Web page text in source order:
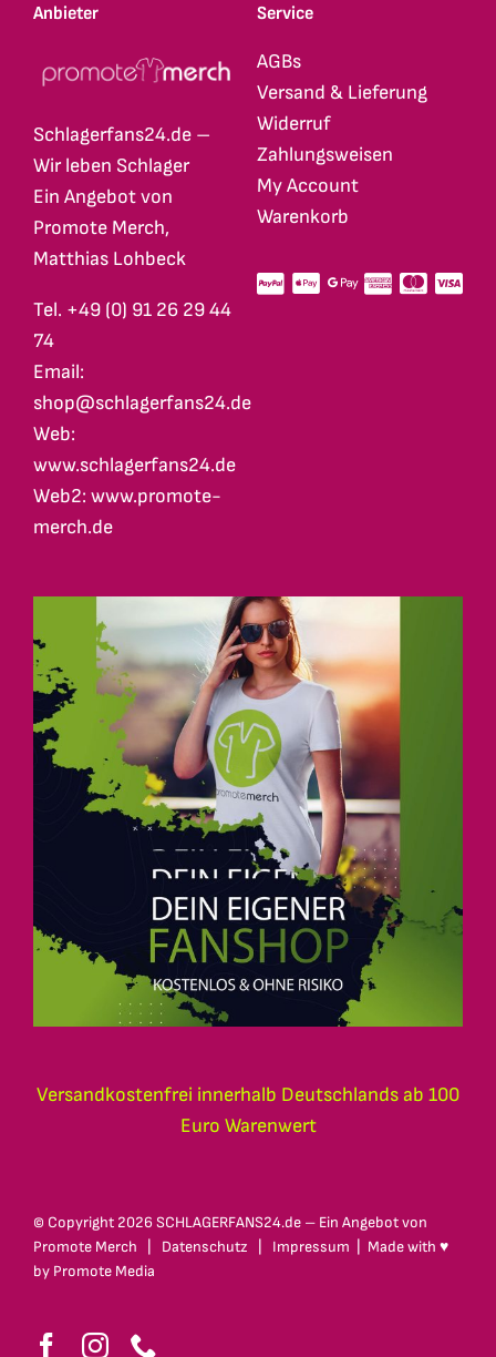
Anbieter
Schlagerfans24.de –
Wir leben Schlager
Ein Angebot von
Promote Merch,
Matthias Lohbeck
Tel. +49 (0) 91 26 29 44
74
Email:
shop@schlagerfans24.de
Web:
www.schlagerfans24.de
Web2: www.promote-
merch.de
Service
AGBs
Versand & Lieferung
Widerruf
Zahlungsweisen
My Account
Warenkorb
Versandkostenfrei innerhalb Deutschlands ab 100
Euro Warenwert
© Copyright 2026 SCHLAGERFANS24.de – Ein Angebot von
Promote Merch
Datenschutz Impressum | Made with ♥
by Promote Media